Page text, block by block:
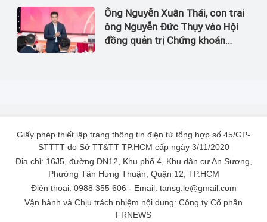
Ông Nguyễn Xuân Thái, con trai
ông Nguyễn Đức Thụy vào Hội
đồng quản trị Chứng khoán
Giấy phép thiết lập trang thông tin điện tử tổng hợp số 45/GP-
STTTT do Sở TT&TT TP.HCM cấp ngày 3/11/2020
Địa chỉ: 16J5, đường DN12, Khu phố 4, Khu dân cư An Sương,
Phường Tân Hưng Thuận, Quận 12, TP.HCM
Điện thoại: 0988 355 606 - Email: tansg.le@gmail.com
Vận hành và Chịu trách nhiệm nội dung: Công ty Cổ phần
FRNEWS